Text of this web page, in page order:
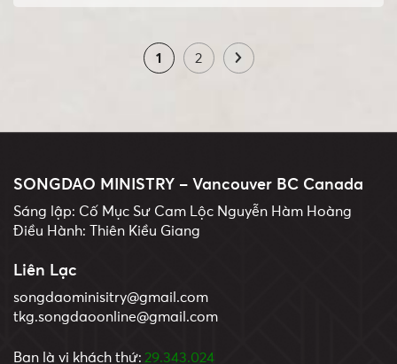
1 2
SONGDAO MINISTRY – Vancouver BC Canada
Sáng lập: Cố Mục Sư Cam Lộc Nguyễn Hàm Hoàng
Điều Hành: Thiên Kiều Giang
Liên Lạc
songdaominisitry@gmail.com
tkg.songdaoonline@gmail.com
Bạn là vị khách thứ: 29.343.024